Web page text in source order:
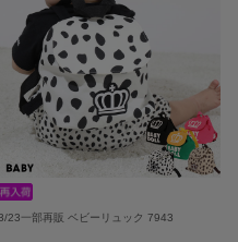
23一部再販 ベビーリュック 7943